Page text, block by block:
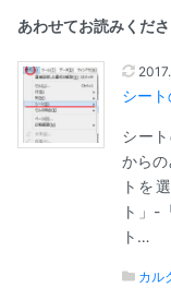
あわせてお読みくだ
シー
シー
から
トを
ト」-
ト…
カル